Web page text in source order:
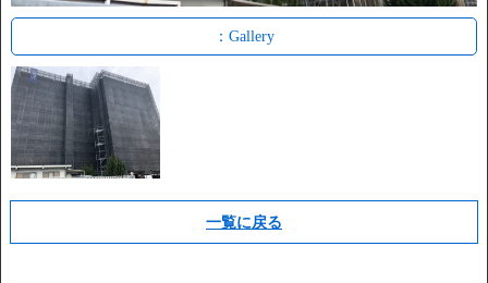
：Gallery
一覧に戻る